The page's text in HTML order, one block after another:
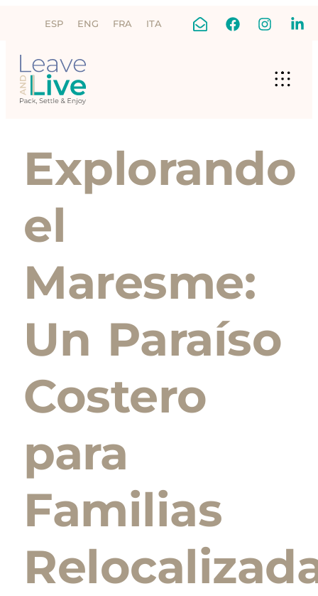
ESP ENG FRA ITA
Explorando
el
Maresme:
Un Paraíso
Costero
para
Familias